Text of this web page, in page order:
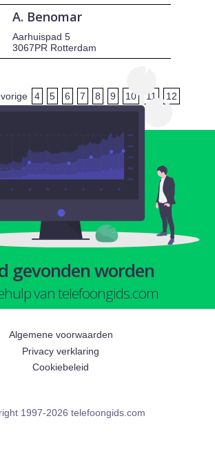
A. Benomar
Aarhuispad 5
3067PR Rotterdam
vorige 4 5 6 7 8 9 10 11
12
gevonden worden
van telefoongids.com
Algemene voorwaarden
Privacy verklaring
Cookiebeleid
1997-2026 telefoongids.com